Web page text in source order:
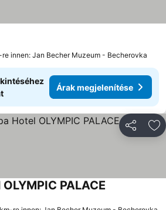
re innen: Jan Becher Muzeum - Becherovka
Árak megjelenítése
PALACE